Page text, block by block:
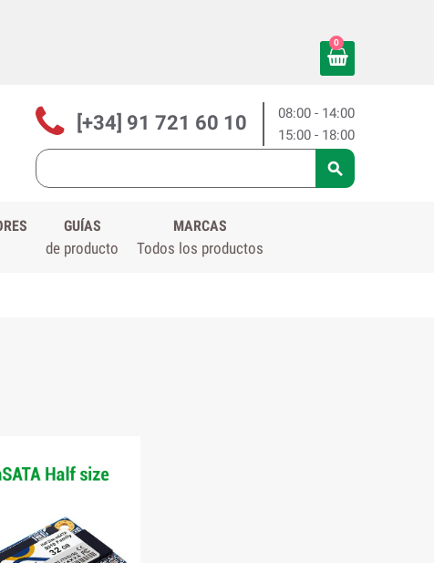
0
08:00 - 14:00
15:00 - 18:00
[+34] 91 721 60 10

GUÍAS
de producto
MARCAS
Todos los productos